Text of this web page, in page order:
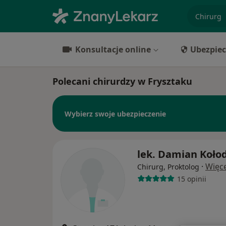
Konsultacje online
Polecani chirurdzy w Frysztaku
Wybierz swoje ubezpieczenie
lek. Damian
Chirurg, Proktolog ·
15 opinii